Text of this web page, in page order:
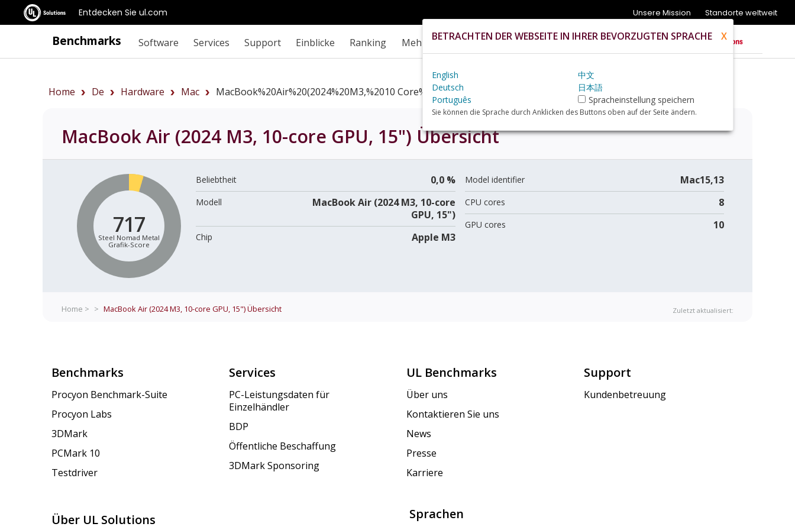
Entdecken Sie ul.com Unsere Mission Standorte weltweit
Benchmarks Software Services Support Einblicke Ranking Mehr
Home De Hardware Mac MacBook%20Air%20(2024%20M3,%2010 Core%20GPU,%2015%22)+review
MacBook Air (2024 M3, 10-core GPU, 15") Übersicht
717
Steel Nomad Metal
Grafik-Score
Beliebtheit 0,0 %
Modell
MacBook Air (2024 M3, 10-core
GPU, 15")
Chip Apple M3
Model identifier Mac15,13
CPU cores 8
GPU cores 10
Home > > MacBook Air (2024 M3, 10-core GPU, 15")Übersicht Zuletzt aktualisiert:
Benchmarks
Procyon Benchmark-Suite
Procyon Labs
3DMark
PCMark 10
Testdriver
Services
PC-Leistungsdaten für
Einzelhändler
BDP
Öffentliche Beschaffung
3DMark Sponsoring
UL Benchmarks
Über uns
Kontaktieren Sie uns
News
Presse
Karriere
Support
Kundenbetreuung
Über UL Solutions Sprachen
BETRACHTEN DER WEBSEITE IN IHRER BEVORZUGTEN SPRACHE X
English
中文
Deutsch
日本語
Português
Spracheinstellung speichern
Sie können die Sprache durch Anklicken des Buttons oben auf der Seite ändern.